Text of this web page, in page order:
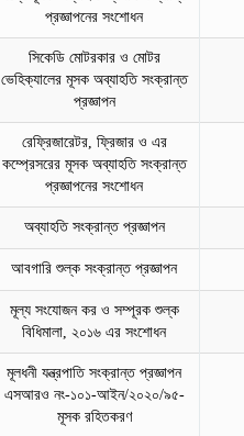
প্রজ্ঞাপনের সংশোধন
সিকেডি মোটরকার ও মোটর
ভেহিক্যালের মূসক অব্যাহতি সংক্রান্ত
প্রজ্ঞাপন
রেফ্রিজারেটর, ফ্রিজার ও এর
কম্প্রেসরের মূসক অব্যাহতি সংক্রান্ত
প্রজ্ঞাপনের সংশোধন
অব্যাহতি সংক্রান্ত প্রজ্ঞাপন
আবগারি শুল্ক সংক্রান্ত প্রজ্ঞাপন
মূল্য সংযোজন কর ও সম্পূরক শুল্ক
বিধিমালা, ২০১৬ এর সংশোধন
মূলধনী যন্ত্রপাতি সংক্রান্ত প্রজ্ঞাপন
এসআরও নং-১০১-আইন/২০২০/৯৫-
মূসক রহিতকরণ